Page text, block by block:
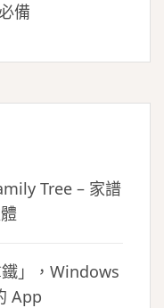
備
Tree – 家譜
」，Windows
App